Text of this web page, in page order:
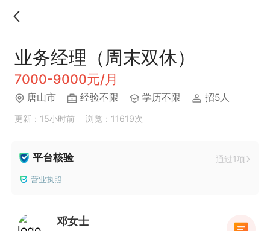
业务经理（周末双休）
7000-9000元/月
唐山市 经验不限 学历不限 招5人
更新：15小时前 浏览：11619次
平台核验 通过1项
营业执照
邓女士